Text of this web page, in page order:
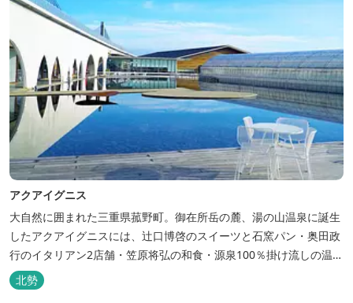
アクアイグニス
大自然に囲まれた三重県菰野町。御在所岳の麓、湯の山温泉に誕生
したアクアイグニスには、辻󠄀口博啓のスイーツと石窯パン・奥田政
行のイタリアン2店舗・笠原将弘の和食・源泉100％掛け流しの温
泉・宿泊棟・離れ宿・苺ハウス・ギャラリーなど、様々な『癒し』
と『食』が集結しております。 【『癒し』の追求 】 ◆源泉100%
北勢